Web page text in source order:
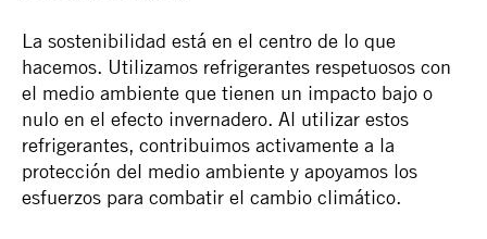
La sostenibilidad está en el centro de lo que
hacemos. Utilizamos refrigerantes respetuosos con
el medio ambiente que tienen un impacto bajo o
nulo en el efecto invernadero. Al utilizar estos
refrigerantes, contribuimos activamente a la
protección del medio ambiente y apoyamos los
esfuerzos para combatir el cambio climático.